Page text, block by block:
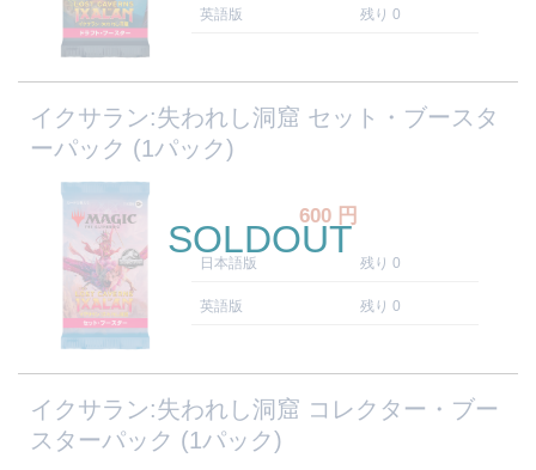
英語版 残り 0
イクサラン:失われし洞窟 セット・ブースタ
ーパック (1パック)
600 円
日本語版 残り 0
英語版 残り 0
SOLDOUT
イクサラン:失われし洞窟 コレクター・ブー
スターパック (1パック)